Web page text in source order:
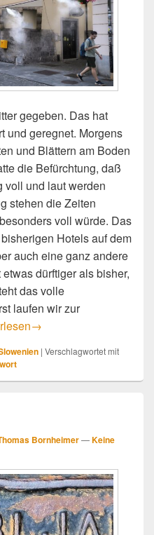
gegeben. Das hat
und geregnet. Morgens
und Blättern am Boden
die Befürchtung, daß
voll und laut werden
stehen die Zeiten
voll würde. Das
Hotels auf dem
auch eine ganz andere
dürftiger als bisher,
das volle
laufen wir zur
→
| Verschlagwortet mit
Bornheimer—Keine